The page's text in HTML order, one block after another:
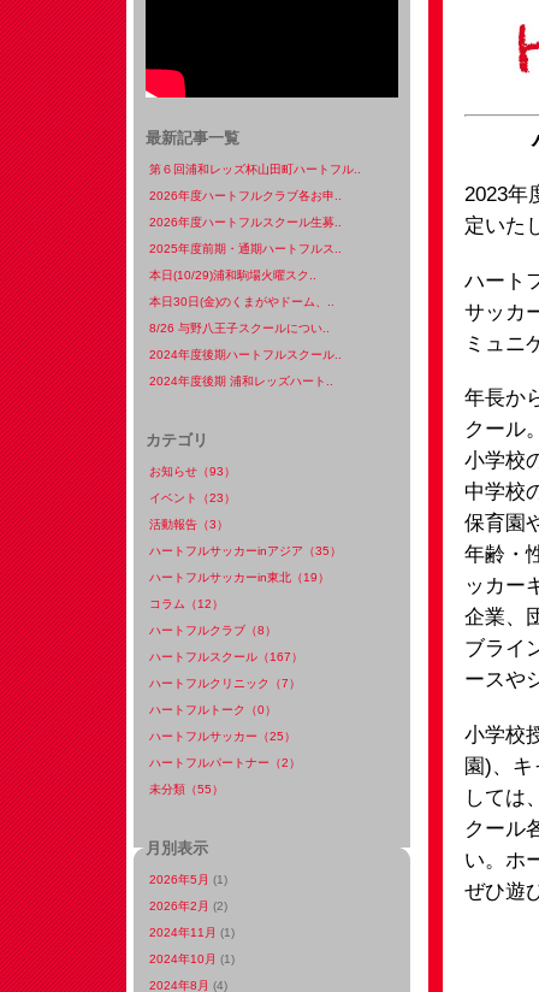
2023年
定いた
ハート
サッカ
ミュニ
年長か
クール
小学校
中学校
保育園
年齢・
ッカー
企業、
ブライ
ースや
小学校
園)、
しては
クール
い。ホ
ぜひ遊
最新記事一覧
第６回浦和レッズ杯山田町ハートフル..
2026年度ハートフルクラブ各お申..
2026年度ハートフルスクール生募..
2025年度前期・通期ハートフルス..
本日(10/29)浦和駒場火曜スク..
本日30日(金)のくまがやドーム、..
8/26 与野八王子スクールについ..
2024年度後期ハートフルスクール..
2024年度後期 浦和レッズハート..
カテゴリ
お知らせ（93）
イベント（23）
活動報告（3）
ハートフルサッカーinアジア（35）
ハートフルサッカーin東北（19）
コラム（12）
ハートフルクラブ（8）
ハートフルスクール（167）
ハートフルクリニック（7）
ハートフルトーク（0）
ハートフルサッカー（25）
ハートフルパートナー（2）
未分類（55）
月別表示
2026年5月 (1)
2026年2月 (2)
2024年11月 (1)
2024年10月 (1)
2024年8月 (4)